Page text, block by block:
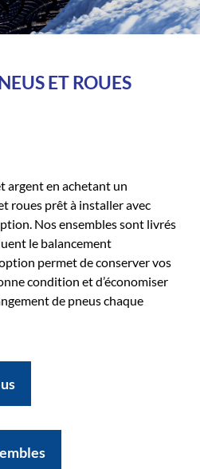
ET ROUES
argent en achetant un
roues prêt à installer avec
Nos ensembles sont livrés
le balancement
permet de conserver vos
condition et d’économiser
de pneus chaque